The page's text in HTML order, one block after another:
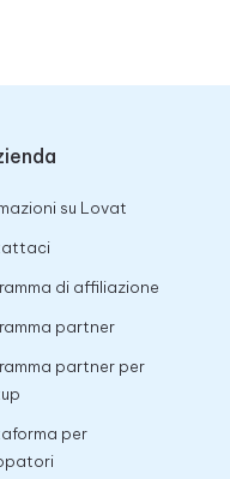
su Lovat
di affiliazione
partner
partner per
per